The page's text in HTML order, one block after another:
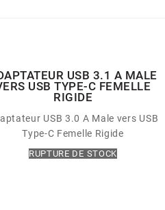
USB 3.1 A MALE
USB TYPE-C FEMELLE
RIGIDE
USB 3.0 A Male vers USB
Type-C Femelle Rigide
RUPTURE DE STOCK